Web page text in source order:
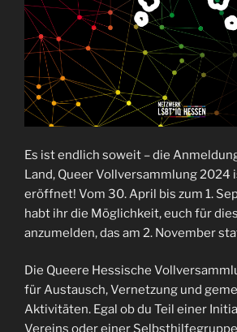
Es ist endlich soweit – die
Land, Queer Vollversammlung 2024
eröffnet! Vom 30. April bis zum 1.
habt ihr die Möglichkeit, euch für
anzumelden, das am 2. November
Die Queere Hessische
für Austausch, Vernetzung und
Aktivitäten. Egal ob du Teil einer
Vereins oder einer